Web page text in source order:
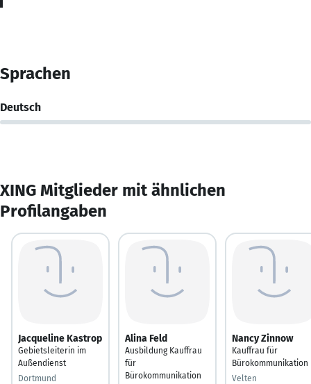
Sprachen
Deutsch
XING Mitglieder mit ähnlichen
Profilangaben
Jacqueline Kastrop
Gebietsleiterin im
Außendienst
Dortmund
Alina Feld
Ausbildung Kauffrau
für
Bürokommunikation
Nancy Zinnow
Kauffrau für
Bürokommunikation
Velten